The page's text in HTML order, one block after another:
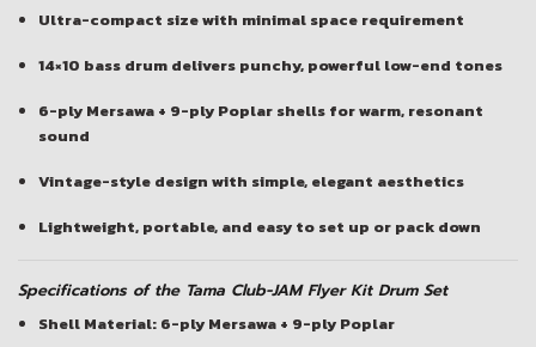
Ultra-compact size with minimal space requirement
14×10 bass drum delivers punchy, powerful low-end tones
6-ply Mersawa + 9-ply Poplar shells for warm, resonant
sound
Vintage-style design with simple, elegant aesthetics
Lightweight, portable, and easy to set up or pack down
Specifications of the Tama Club-JAM Flyer Kit Drum Set
Shell Material: 6-ply Mersawa + 9-ply Poplar